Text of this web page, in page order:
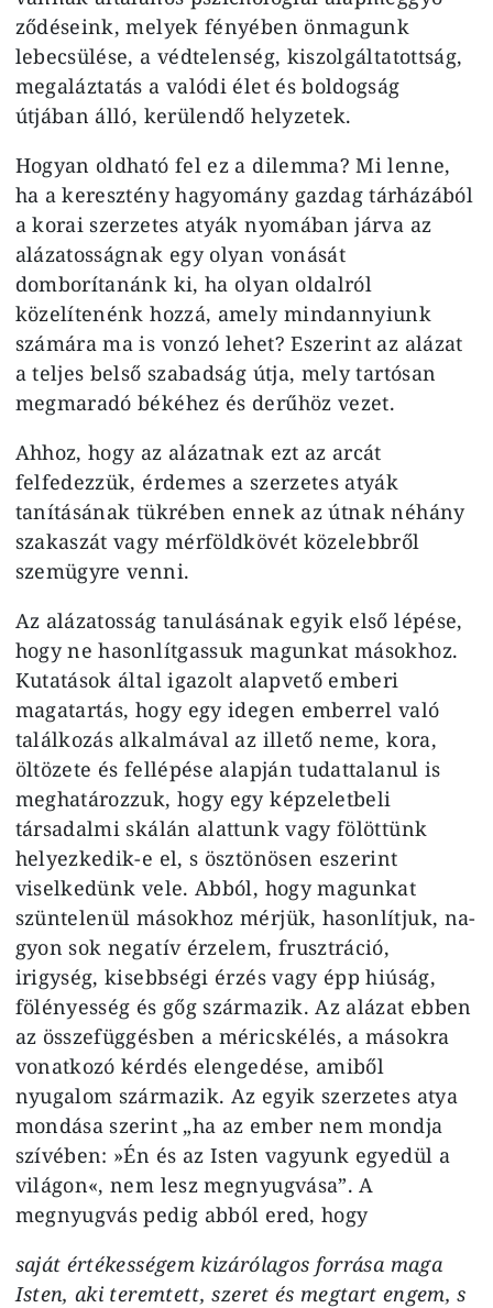
ződéseink, melyek fényében önma­gunk
lebecsülése, a védtelenség, ki­szolgáltatottság,
megaláztatás a valódi élet és boldogság
útjában álló, kerü­lendő helyzetek.
Hogyan oldható fel ez a dilem­ma? Mi lenne,
ha a keresztény ha­gyomány gazdag tárházából
a korai szerzetes atyák nyomában járva az
alázatosságnak egy olyan vonását
domborítanánk ki, ha olyan oldal­ról
közelítenénk hozzá, amely mind­annyiunk
számára ma is vonzó lehet? Eszerint az alázat
a teljes belső szabadság útja, mely tartósan
megmaradó békéhez és derűhöz vezet.
Ahhoz, hogy az alázatnak ezt az arcát
felfedezzük, érdemes a szerzetes atyák
tanításának tükrében ennek az útnak néhány
szakaszát vagy mérföldkövét közelebbről
szemügyre venni.
Az alázatosság tanulásának egyik első lépése,
hogy ne hasonlítgassuk magunkat másokhoz.
Kutatások által igazolt alapvető emberi
magatartás, hogy egy idegen emberrel való
talál­kozás alkalmával az illető neme, kora,
öltözete és fellépése alapján tudattala­nul is
meghatározzuk, hogy egy kép­zeletbeli
társadalmi skálán alattunk vagy fölöttünk
helyezkedik-e el, s ösz­tönösen eszerint
viselkedünk vele. Abból, hogy magunkat
szüntelenül másokhoz mérjük, hasonlítjuk, na­
gyon sok negatív érzelem, frusztráció,
irigység, kisebbségi érzés vagy épp hi­úság,
fölényesség és gőg származik. Az alázat ebben
az összefüggésben a méricskélés, a másokra
vonatkozó kérdés elengedése, amiből
nyugalom származik. Az egyik szerzetes atya
mondása szerint „ha az ember nem mondja
szívében: »Én és az Isten va­gyunk egyedül a
világon«, nem lesz megnyugvása”. A
megnyugvás pedig abból ered, hogy
saját értékességem kizárólagos forrása maga
Isten, aki teremtett, szeret és megtart engem, s